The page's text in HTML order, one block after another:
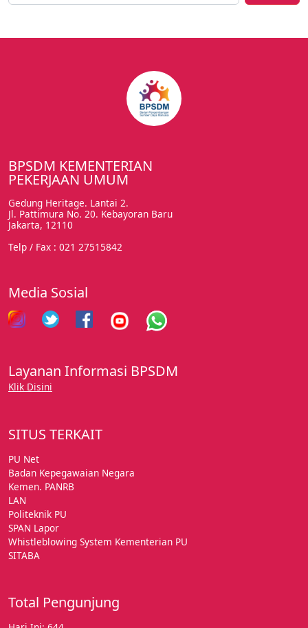
BPSDM KEMENTERIAN
PEKERJAAN UMUM
Gedung Heritage. Lantai 2.
Jl. Pattimura No. 20. Kebayoran Baru
Jakarta, 12110
Telp / Fax : 021 27515842
Media Sosial
Layanan Informasi BPSDM
Klik Disini
SITUS TERKAIT
PU Net
Badan Kepegawaian Negara
Kemen. PANRB
LAN
Politeknik PU
SPAN Lapor
Whistleblowing System Kementerian PU
SITABA
Total Pengunjung